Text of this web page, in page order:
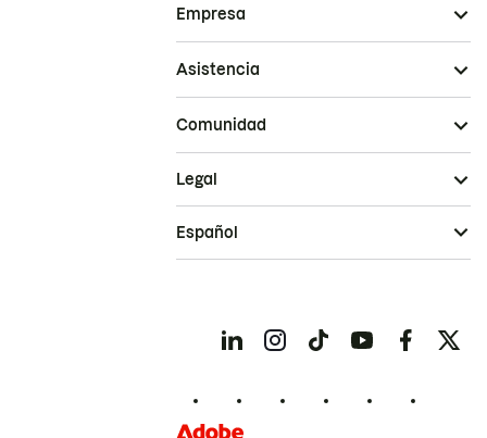
Empresa
Asistencia
Comunidad
Legal
Español